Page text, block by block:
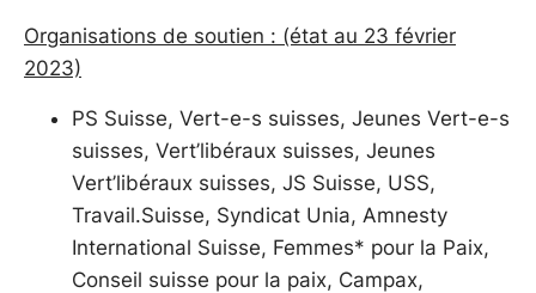
Organisations de soutien : (état au 23 février
2023)
PS Suisse, Vert-e-s suisses, Jeunes Vert-e-s
suisses, Vert’libéraux suisses, Jeunes
Vert’libéraux suisses, JS Suisse, USS,
Travail.Suisse, Syndicat Unia, Amnesty
International Suisse, Femmes* pour la Paix,
Conseil suisse pour la paix, Campax,